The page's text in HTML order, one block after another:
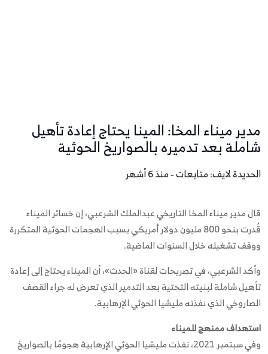
مدير ميناء المخا: المينا يحتاج إعادة تأهيل
شاملة بعد تدميره بالصواريخ الحوثية
الحديدة لايف: متابعات - منذ 6 أشهر
قال مدير ميناء المخا التاريخي عبدالملك الشرعبي، إن خسائر الميناء
قُدرت بنحو 800 مليون دولار أمريكي بسبب الهجمات الحوثية المتكررة
ووقف تشغيله خلال السنوات الماضية.
وأكد الشرعبي، في تصريحات لقناة «الحدث»، أن الميناء يحتاج إلى إعادة
تأهيل شاملة لبنيته التحتية بعد التدمير الذي تعرض له جراء القصف
الصاروخي الذي نفذته مليشيا الحوثي الإرهابية.
استهداف ممنهج للميناء
وفي سبتمبر 2021، نفذت مليشيا الحوثي الإرهابية هجومًا بالصواريخ